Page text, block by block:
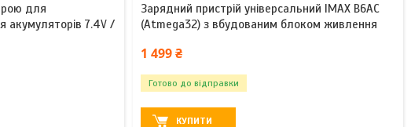
для
акумуляторів 7.4V /
Зарядний пристрій універсальний IMAX B6AC
(Atmega32) з вбудованим блоком живлення
1 499 ₴
Готово до відправки
КУПИТИ